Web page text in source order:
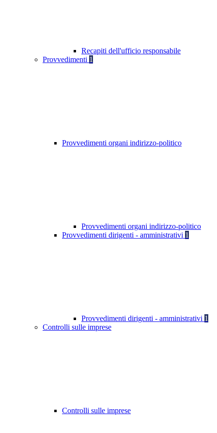
Recapiti dell'ufficio responsabile
Provvedimenti 1
Provvedimenti organi indirizzo-politico
Provvedimenti organi indirizzo-politico
Provvedimenti dirigenti - amministrativi 1
Provvedimenti dirigenti - amministrativi 1
Controlli sulle imprese
Controlli sulle imprese